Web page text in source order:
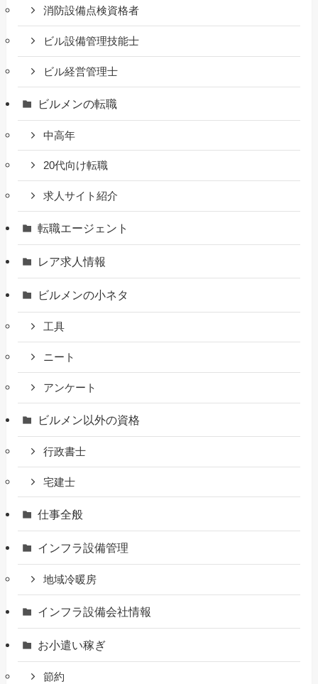
消防設備点検資格者
ビル設備管理技能士
ビル経営管理士
ビルメンの転職
中高年
20代向け転職
求人サイト紹介
転職エージェント
レア求人情報
ビルメンの小ネタ
工具
ニート
アンケート
ビルメン以外の資格
行政書士
宅建士
仕事全般
インフラ設備管理
地域冷暖房
インフラ設備会社情報
お小遣い稼ぎ
節約